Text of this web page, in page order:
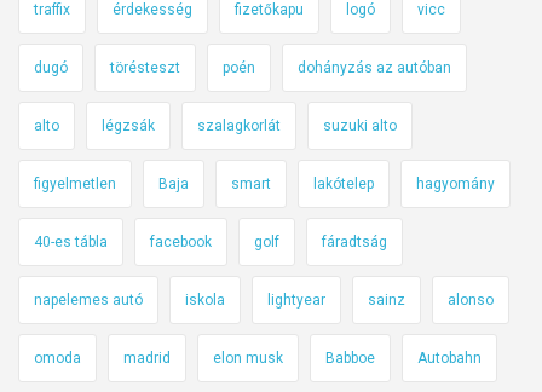
traffix érdekesség fizetőkapu logó vicc
dugó törésteszt poén dohányzás az autóban
alto légzsák szalagkorlát suzuki alto
figyelmetlen Baja smart lakótelep hagyomány
40-es tábla facebook golf fáradtság
napelemes autó iskola lightyear sainz alonso
omoda madrid elon musk Babboe Autobahn